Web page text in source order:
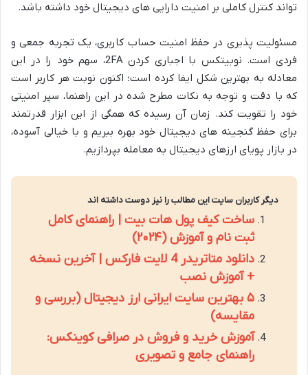
تواند کنترل کاملی بر امنیت دارایی های دیجیتال خود داشته باشد.
مسئولیت پذیری در حفظ امنیت حساب کاربری، یک تجربه جمعی و
فردی است. نوبیتکس با اجباری کردن 2FA، سهم خود را در این
معادله به بهترین شکل ایفا کرده است؛ اکنون نوبت هر کاربر است
که با دقت و توجه به نکات مطرح شده در این راهنما، سپر امنیتی
خود را تقویت کند. زمان آن رسیده که همگی از این ابزار قدرتمند
برای حفظ گنجینه های دیجیتال خود بهره ببریم و با خیالی آسوده،
در بازار پویای ارزهای دیجیتال به معامله بپردازیم.
دیگر کاربران سایت این مطالب را نیز دوست داشته اند
ساخت کیف پول هات بیت | راهنمای کامل
ثبت نام و آموزش (۲۰۲۴)
دانلود متاتریدر 4 لایت فارکس | آخرین نسخه
+ آموزش نصب
۵ بهترین سایت ایرانی ارز دیجیتال (بررسی و
مقایسه)
آموزش خرید و فروش در صرافی کوینکس:
راهنمای جامع و تصویری